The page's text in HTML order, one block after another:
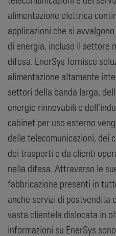
alimentazione elettrica
applicazioni che si
di energia, incluso il settore
difesa. EnerSys fornisce
alimentazione altamente
settori della banda larga,
energie rinnovabili e
cabinet per uso esterno
delle telecomunicazioni, dei
dei trasporti e da clienti
nella difesa. Attraverso le
fabbricazione presenti in
anche servizi di postvendita
vasta clientela dislocata in
informazioni su EnerSys